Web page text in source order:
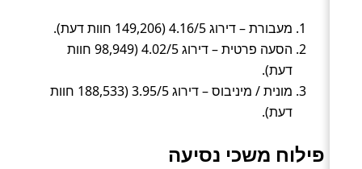
מעבורת – דירוג 4.16/5 (149,206 חוות דעת).
הסעה פרטית – דירוג 4.02/5 (98,949 חוות
דעת).
מונית / מיניבוס – דירוג 3.95/5 (188,533 חוות
דעת).
פילוח משכי נסיעה